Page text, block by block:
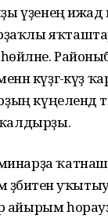
үҙенең
күҙгә-күҙ
ҡалдырҙы.
айырым